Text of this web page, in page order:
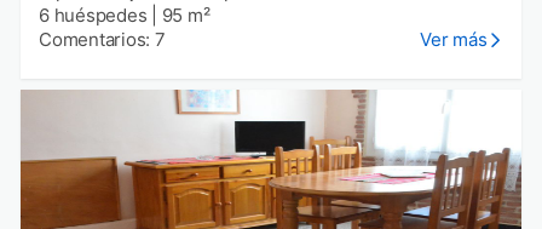
6 huéspedes
95 m²
Comentarios: 7
Ver más